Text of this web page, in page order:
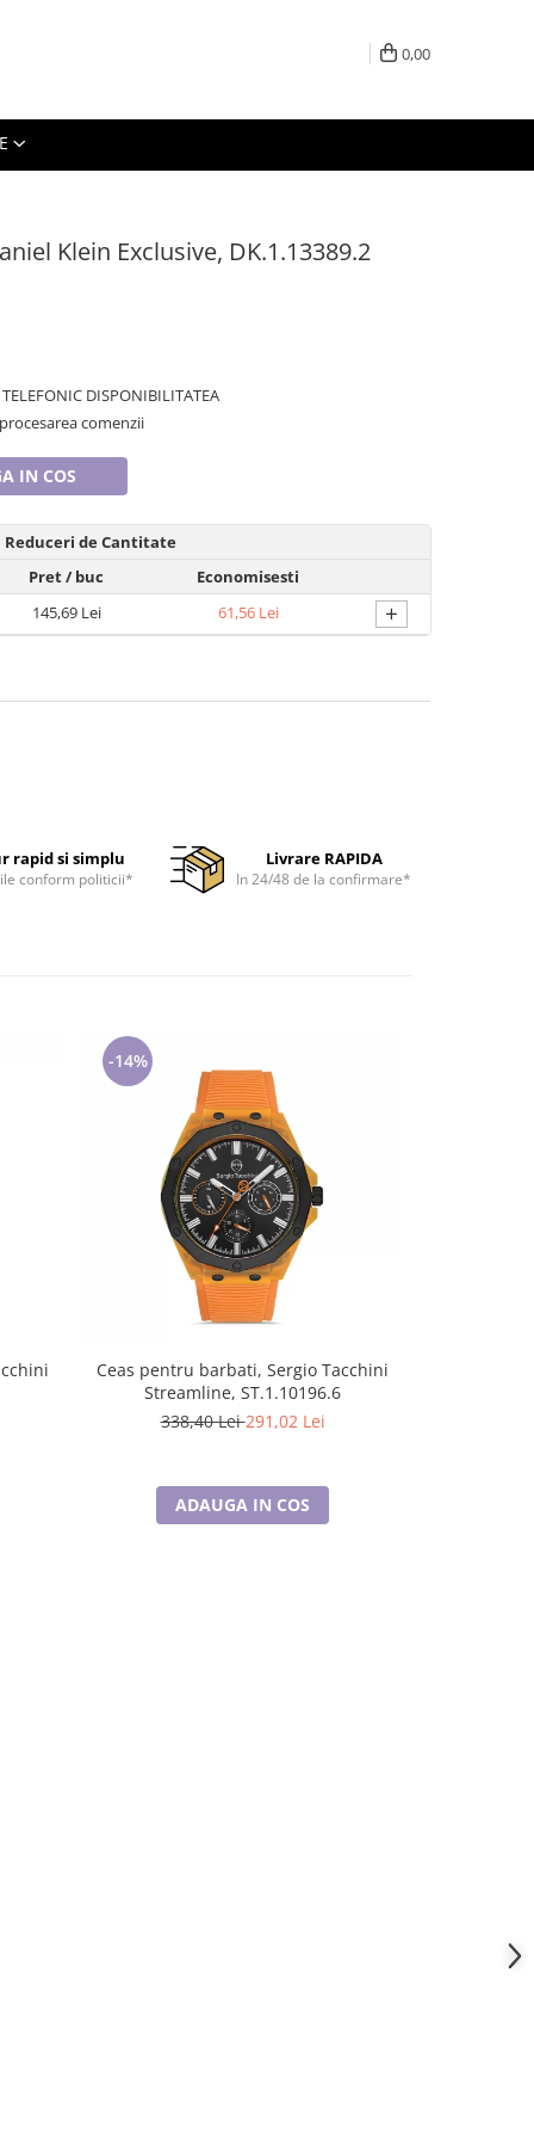
0,00
Klein Exclusive, DK.1.13389.2
DISPONIBILITATEA
comenzii
IN COS
Reduceri de Cantitate
Pret/ buc
Economisesti
145,69 Lei
61,56 Lei +
rapid si simplu
conform politicii*
Livrare RAPIDA
In 24/48 de la confirmare*
-14%
Ceas pentru barbati, Sergio Tacchini
Streamline, ST.1.10196.6
338,40 Lei291,02 Lei
ADAUGA IN COS